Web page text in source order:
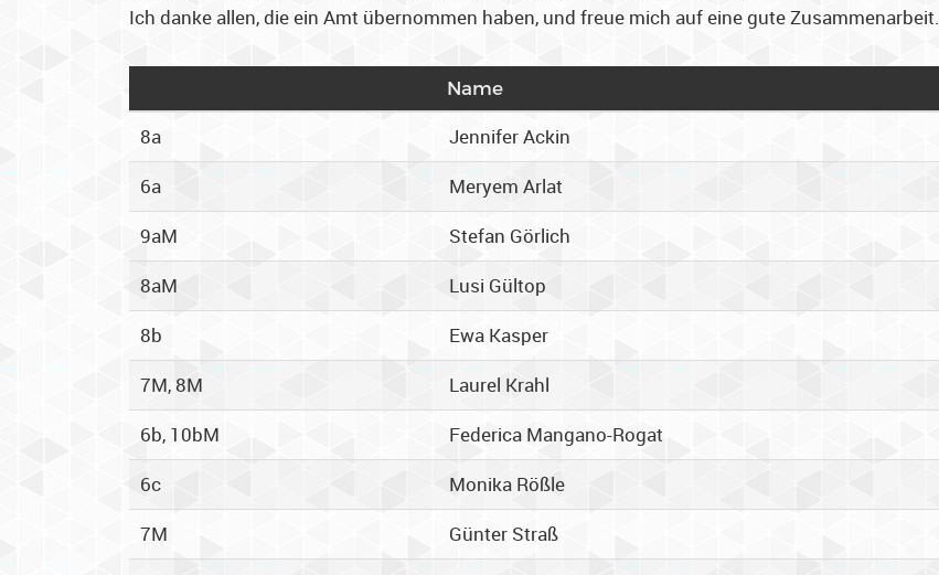
Ich danke allen, die ein Amt übernommen haben, und freue mich auf eine gute Zusammenarbeit.
Name
8a
Jennifer Ackin
6a
Meryem Arlat
9aM
Stefan Görlich
8aM
Lusi Gültop
8b
Ewa Kasper
7M, 8M
Laurel Krahl
6b, 10bM
Federica Mangano-Rogat
6c
Monika Rößle
7M
Günter Straß